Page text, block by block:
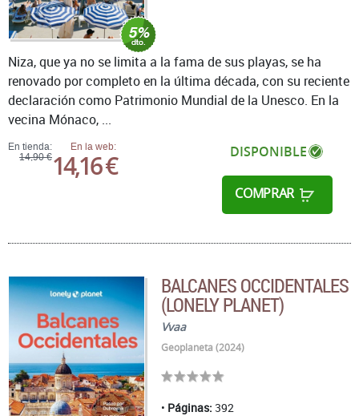
En tienda:
14,90 €
En la web:
14,16 € DISPONIBLE
COMPRAR
Niza, que ya no se limita a la fama de sus playas, se ha
renovado por completo en la última década, con su reciente
declaración como Patrimonio Mundial de la Unesco. En la
vecina Mónaco, ...
BALCANES OCCIDENTALES
(LONELY PLANET)
Vvaa
Geoplaneta (2024)
Páginas: 392